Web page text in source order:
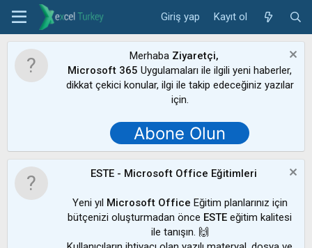
Giriş yap Kayıt ol
Merhaba Ziyaretçi,
Microsoft 365 Uygulamaları ile ilgili yeni haberler,
dikkat çekici konular, ilgi ile takip edeceğiniz yazılar
için.
Abone Olun
ESTE - Microsoft Office Eğitimleri
Yeni yıl Microsoft Office Eğitim planlarınız için
bütçenizi oluşturmadan önce ESTE eğitim kalitesi
ile tanışın. 🙌